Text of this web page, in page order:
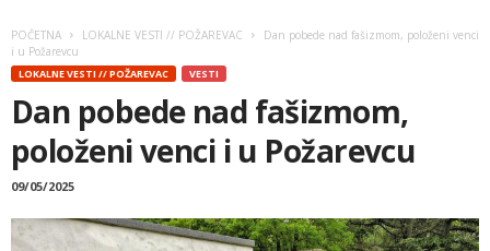
POČETNA LOKALNE VESTI // POŽAREVAC
Dan pobede nad fašizmom, položeni venci
i u Požarevcu
LOKALNE VESTI // POŽAREVAC VESTI
Dan pobede nad fašizmom,
položeni venci i u Požarevcu
09/05/2025